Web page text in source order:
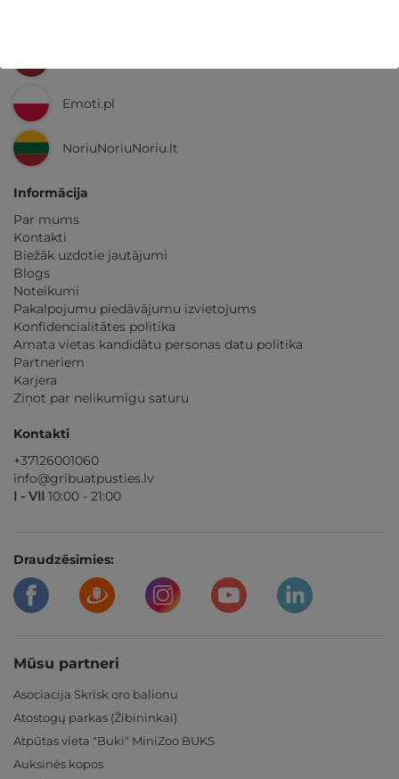
Emoti.pl
NoriuNoriuNoriu.lt
Informācija
Par mums
Kontakti
Biežāk uzdotie jautājumi
Blogs
Noteikumi
Pakalpojumu piedāvājumu izvietojums
Konfidencialitātes politika
Amata vietas kandidātu personas datu politika
Partneriem
Karjera
Ziņot par nelikumīgu saturu
Kontakti
+37126001060
info@gribuatpusties.lv
I - VII 10:00 - 21:00
Draudzēsimies:
Mūsu partneri
Asociacija Skrisk oro balionu
Atostogų parkas (Žibininkai)
Atpūtas vieta "Buki" MiniZoo BUKS
Auksinės kopos